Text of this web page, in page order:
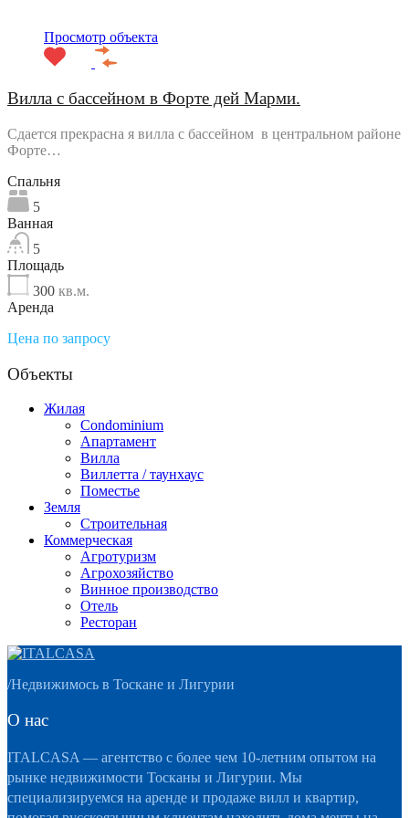
Просмотр объекта
Вилла с бассейном в Форте дей Марми.
Сдается прекрасна я вилла с бассейном в центральном районе
Форте…
Спальня
5
Ванная
5
Площадь
300 кв.м.
Аренда
Цена по запросу
Объекты
Жилая
Condominium
Апартамент
Вилла
Виллетта / таунхаус
Поместье
Земля
Строительная
Коммерческая
Агротуризм
Агрохозяйство
Винное производство
Отель
Ресторан
/Недвижимось в Тоскане и Лигурии
О нас
ITALCASA — агентство с более чем 10-летним опытом на
рынке недвижимости Тосканы и Лигурии. Мы
специализируемся на аренде и продаже вилл и квартир,